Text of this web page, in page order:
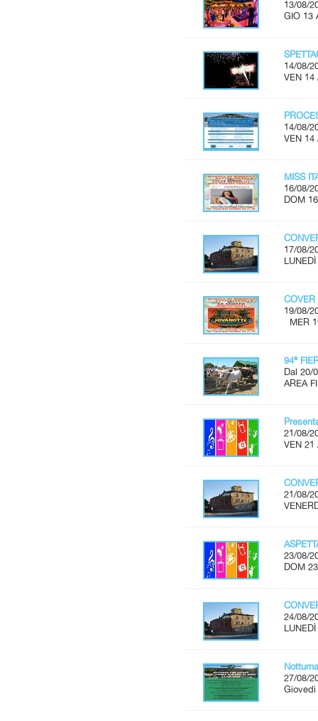
13/08/
GIO 13
14/08/
VEN 14
14/08/
VEN 14
MISS
16/08/
DOM
17/08/
COVER
19/08/
MER
94ª
Dal 20/
AREA
21/08/
VEN 21
21/08/
23/08/
DOM
24/08/
27/08/
Giovedì